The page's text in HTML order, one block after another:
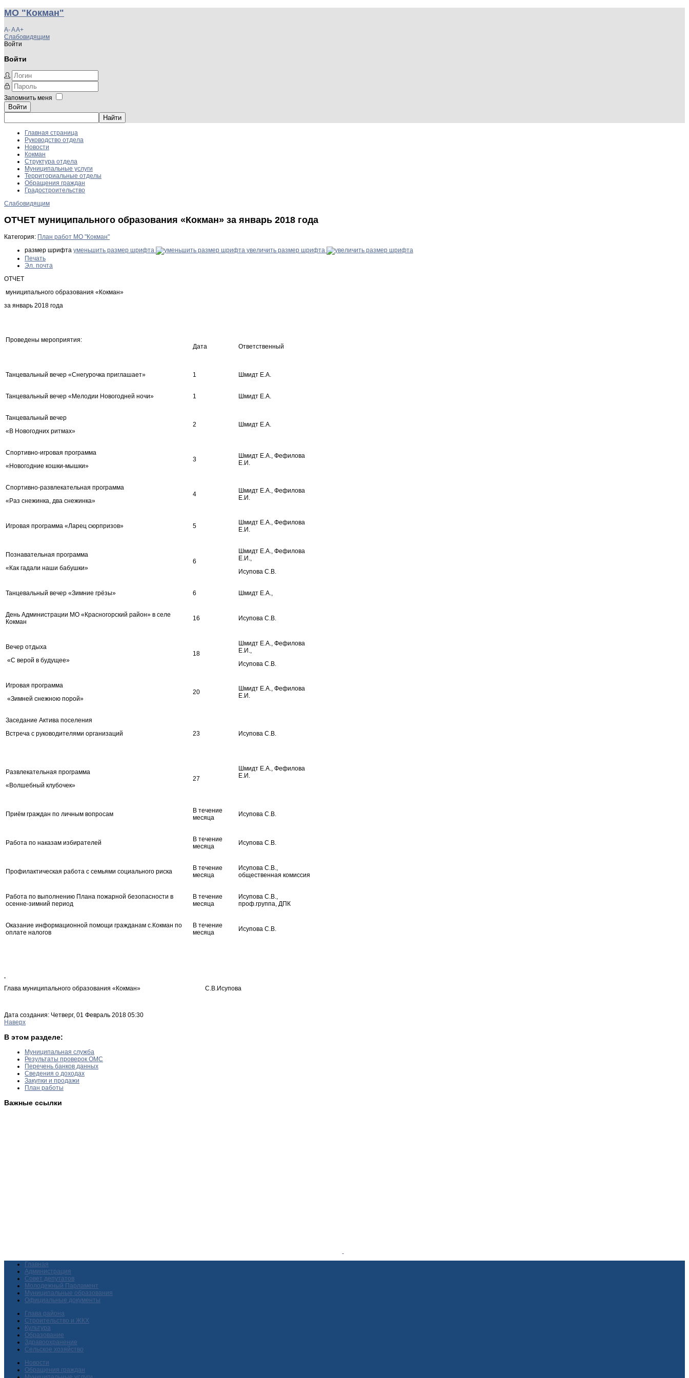
МО "Кокман"
A-AA+
Слабовидящим
Войти
Войти
Запомнить меня
Войти
Главная страница
Руководство отдела
Новости
Кокман
Структура отдела
Муниципальные услуги
Территориальные отделы
Обращения граждан
Градостроительство
Слабовидящим
ОТЧЕТ муниципального образования «Кокман» за январь 2018 года
Категория: План работ МО "Кокман"
размер шрифта уменьшить размер шрифта
увеличить размер шрифта
Печать
Эл. почта
ОТЧЕТ
муниципального образования «Кокман»
за январь 2018 года
Проведены мероприятия:
Дата
Ответственный
Танцевальный вечер «Снегурочка приглашает» 1 Шмидт Е.А.
Танцевальный вечер «Мелодии Новогодней ночи» 1 Шмидт Е.А.
Танцевальный вечер
«В Новогодних ритмах»
2 Шмидт Е.А.
Спортивно-игровая программа
«Новогодние кошки-мышки»
3
Шмидт Е.А., Фефилова
Е.И.
Спортивно-развлекательная программа
«Раз снежинка, два снежинка»
4
Шмидт Е.А., Фефилова
Е.И.
Игровая программа «Ларец сюрпризов» 5
Шмидт Е.А., Фефилова
Е.И.
Познавательная программа
«Как гадали наши бабушки»
6
Шмидт Е.А., Фефилова
Е.И.,
Исупова С.В.
Танцевальный вечер «Зимние грёзы» 6 Шмидт Е.А.,
День Администрации МО «Красногорский район» в селе
Кокман
16 Исупова С.В.
Вечер отдыха
«С верой в будущее»
18
Шмидт Е.А., Фефилова
Е.И.,
Исупова С.В.
Игровая программа
«Зимней снежною порой»
20
Шмидт Е.А., Фефилова
Е.И.
Заседание Актива поселения
Встреча с руководителями организаций
23 Исупова С.В.
Развлекательная программа
«Волшебный клубочек»
27
Шмидт Е.А., Фефилова
Е.И.
Приём граждан по личным вопросам
В течение
месяца
Исупова С.В.
Работа по наказам избирателей
В течение
месяца
Исупова С.В.
Профилактическая работа с семьями социального риска
В течение
месяца
Исупова С.В.,
общественная комиссия
Работа по выполнению Плана пожарной безопасности в
осенне-зимний период
В течение
месяца
Исупова С.В.,
проф.группа, ДПК
Оказание информационной помощи гражданам с.Кокман по
оплате налогов
В течение
месяца
Исупова С.В.
Глава муниципального образования «Кокман» С.В.Исупова
Дата создания: Четверг, 01 Февраль 2018 05:30
Наверх
В этом разделе:
Муниципальная служба
Результаты проверок ОМС
Перечень банков данных
Сведения о доходах
Закупки и продажи
План работы
Важные ссылки
Главная
Администрация
Совет депутатов
Молодежный Парламент
Муниципальные образования
Официальные документы
Глава района
Строительство и ЖКХ
Культура
Образование
Здравоохранение
Сельское хозяйство
Новости
Обращения граждан